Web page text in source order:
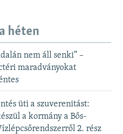
héten
nem áll senki” –
maradványokat
üti a szuverenitást:
a kormány a Bős-
2. rész